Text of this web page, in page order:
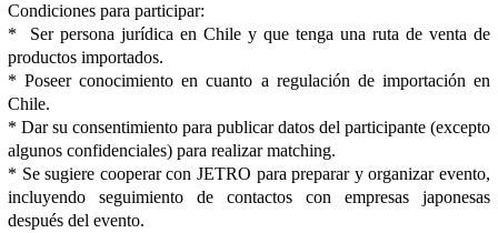
Condiciones para participar:
* Ser persona jurídica en Chile y que tenga una ruta de venta de
productos importados.
* Poseer conocimiento en cuanto a regulación de importación en
Chile.
* Dar su consentimiento para publicar datos del participante (excepto
algunos confidenciales) para realizar matching.
* Se sugiere cooperar con JETRO para preparar y organizar evento,
incluyendo seguimiento de contactos con empresas japonesas
después del evento.